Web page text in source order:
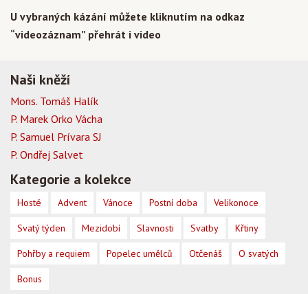
U vybraných kázání můžete kliknutím na odkaz
“videozáznam” přehrát i video
Naši kněží
Mons. Tomáš Halík
P. Marek Orko Vácha
P. Samuel Prívara SJ
P. Ondřej Salvet
Kategorie a kolekce
Hosté Advent Vánoce Postní doba Velikonoce
Svatý týden Mezidobí Slavnosti Svatby Křtiny
Pohřby a requiem Popelec umělců Otčenáš O svatých
Bonus